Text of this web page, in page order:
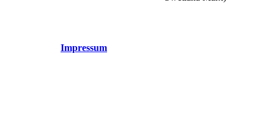
Impressum